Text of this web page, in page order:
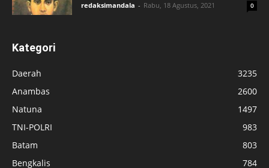
redaksimandala - Rabu, 18 Agustus, 2021 0
Kategori
Daerah
3235
Anambas
2600
Natuna
1497
TNI-POLRI
983
Batam
803
Bengkalis
784